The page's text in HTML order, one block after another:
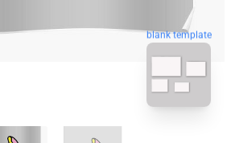
blank template